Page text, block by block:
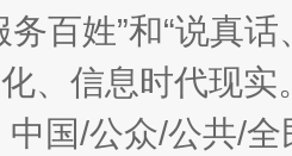
务百姓”和“说真
、信息时代现实
中国/公众/公共/